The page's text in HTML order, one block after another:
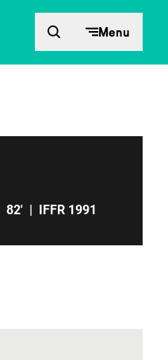
Menu
82' | IFFR 1991